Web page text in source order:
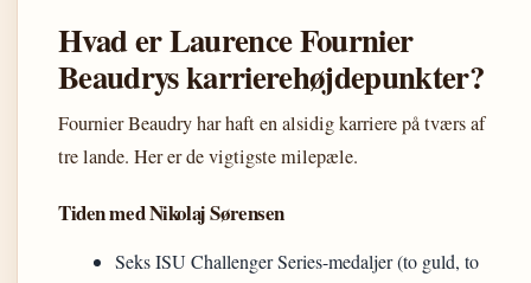
Hvad er Laurence Fournier
Beaudrys karrierehøjdepunkter?
Fournier Beaudry har haft en alsidig karriere på tværs af
tre lande. Her er de vigtigste milepæle.
Tiden med Nikolaj Sørensen
Seks ISU Challenger Series-medaljer (to guld, to